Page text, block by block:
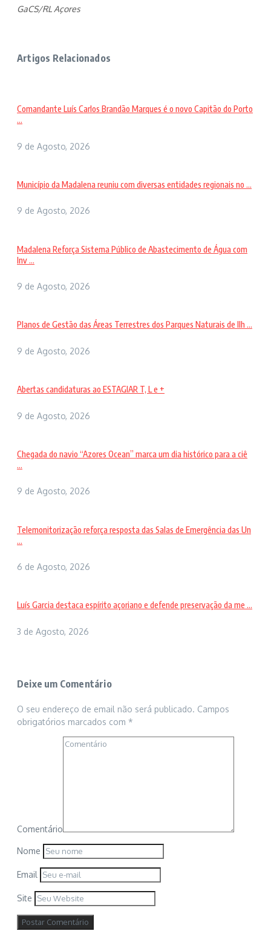
GaCS/RL Açores
Artigos Relacionados
Comandante Luís Carlos Brandão Marques é o novo Capitão do Porto
...
9 de Agosto, 2026
Município da Madalena reuniu com diversas entidades regionais no ...
9 de Agosto, 2026
Madalena Reforça Sistema Público de Abastecimento de Água com
Inv ...
9 de Agosto, 2026
Planos de Gestão das Áreas Terrestres dos Parques Naturais de Ilh ...
9 de Agosto, 2026
Abertas candidaturas ao ESTAGIAR T, L e +
9 de Agosto, 2026
Chegada do navio “Azores Ocean” marca um dia histórico para a ciê
...
9 de Agosto, 2026
Telemonitorização reforça resposta das Salas de Emergência das Un
...
6 de Agosto, 2026
Luís Garcia destaca espírito açoriano e defende preservação da me ...
3 de Agosto, 2026
Deixe um Comentário
O seu endereço de email não será publicado. Campos
obrigatórios marcados com *
Comentário
Nome
Email
Site